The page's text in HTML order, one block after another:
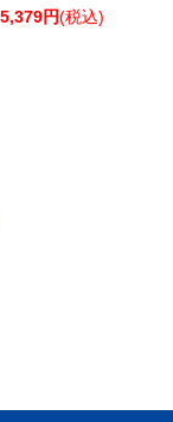
5,379円(税込)